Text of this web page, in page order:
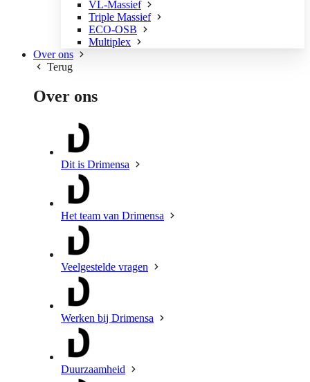
VL-Massief
Triple Massief
ECO-OSB
Multiplex
Over ons
Terug
Over ons
Dit is Drimensa
Het team van Drimensa
Veelgestelde vragen
Werken bij Drimensa
Duurzaamheid